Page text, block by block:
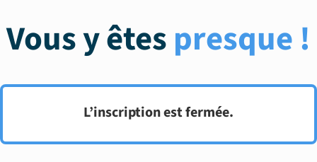
Vous y êtespresque !
L’inscription est fermée.